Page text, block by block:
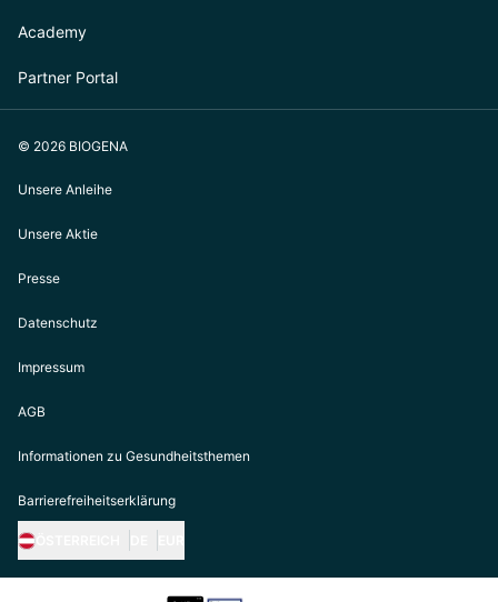
Academy
Partner Portal
© 2026 BIOGENA
Unsere Anleihe
Unsere Aktie
Presse
Datenschutz
Impressum
AGB
Informationen zu Gesundheitsthemen
Barrierefreiheitserklärung
https://biogena.com/de-at